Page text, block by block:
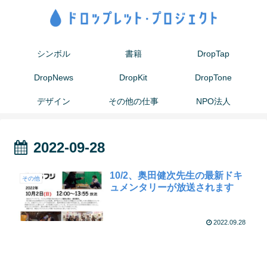
シンボル 書籍 DropTap
DropNews DropKit DropTone
デザイン その他の仕事 NPO法人
2022-09-28
その他
10/2、奥田健次先生の最新ドキ
ュメンタリーが放送されます
2022.09.28